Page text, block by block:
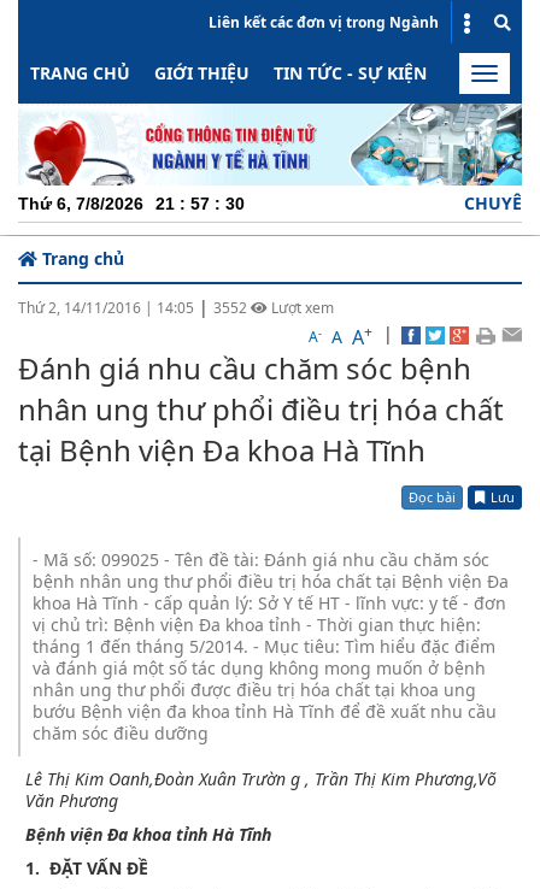
Liên kết các đơn vị trong Ngành
TRANG CHỦ GIỚI THIỆU TIN TỨC - SỰ KIỆN HOẠT
Toggle
Thứ 6, 7/8/2026 21 : 57 : 31 CHUYÊN
Trang chủ
Thứ 2, 14/11/2016 | 14:05 | 3552
Lượt xem
A- A A+ |
Đánh giá nhu cầu chăm sóc bệnh
nhân ung thư phổi điều trị hóa chất
tại Bệnh viện Đa khoa Hà Tĩnh
Đọc bài Lưu
- Mã số: 099025 - Tên đề tài: Đánh giá nhu cầu chăm sóc
bệnh nhân ung thư phổi điều trị hóa chất tại Bệnh viện Đa
khoa Hà Tĩnh - cấp quản lý: Sở Y tế HT - lĩnh vực: y tế - đơn
vị chủ trì: Bệnh viện Đa khoa tỉnh - Thời gian thực hiện:
tháng 1 đến tháng 5/2014. - Mục tiêu: Tìm hiểu đặc điểm
và đánh giá một số tác dụng không mong muốn ở bệnh
nhân ung thư phổi được điều trị hóa chất tại khoa ung
bướu Bệnh viện đa khoa tỉnh Hà Tĩnh để đề xuất nhu cầu
chăm sóc điều dưỡng
Lê Thị Kim Oanh,Đoàn Xuân Trường, Trần Thị Kim Phương,Võ
Văn Phương
Bệnh viện Đa khoa tỉnh Hà Tĩnh
1. ĐẶT VẤN ĐỀ